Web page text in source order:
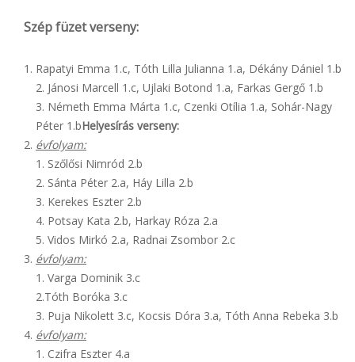
Szép füzet verseny:
Rapatyi Emma 1.c, Tóth Lilla Julianna 1.a, Dékány Dániel 1.b
2. Jánosi Marcell 1.c, Ujlaki Botond 1.a, Farkas Gergő 1.b
3. Németh Emma Márta 1.c, Czenki Otília 1.a, Sohár-Nagy
Péter 1.bHelyesírás verseny:
évfolyam:
1. Szőlősi Nimród 2.b
2. Sánta Péter 2.a, Háy Lilla 2.b
3. Kerekes Eszter 2.b
4. Potsay Kata 2.b, Harkay Róza 2.a
5. Vidos Mirkó 2.a, Radnai Zsombor 2.c
évfolyam:
1. Varga Dominik 3.c
2.Tóth Boróka 3.c
3. Puja Nikolett 3.c, Kocsis Dóra 3.a, Tóth Anna Rebeka 3.b
évfolyam:
1. Czifra Eszter 4.a